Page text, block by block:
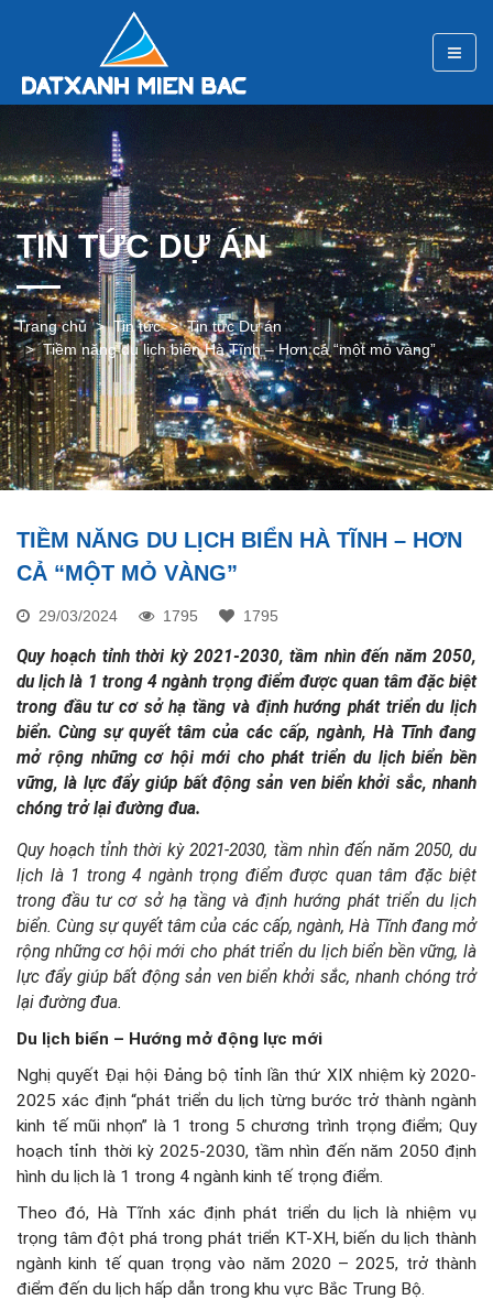
TIN TỨC DỰ ÁN
Trang chủ Tin tức
Tin tức Dự án
Tiềm năng du lịch biển Hà Tĩnh – Hơn cả “một mỏ vàng”
TIỀM NĂNG DU LỊCH BIỂN HÀ TĨNH – HƠN
CẢ “MỘT MỎ VÀNG”
29/03/2024 1795 1795
Quy hoạch tỉnh thời kỳ 2021-2030, tầm nhìn đến năm 2050,
du lịch là 1 trong 4 ngành trọng điểm được quan tâm đặc biệt
trong đầu tư cơ sở hạ tầng và định hướng phát triển du lịch
biển. Cùng sự quyết tâm của các cấp, ngành, Hà Tĩnh đang
mở rộng những cơ hội mới cho phát triển du lịch biển bền
vững, là lực đẩy giúp bất động sản ven biển khởi sắc, nhanh
chóng trở lại đường đua.
Quy hoạch tỉnh thời kỳ 2021-2030, tầm nhìn đến năm 2050, du
lịch là 1 trong 4 ngành trọng điểm được quan tâm đặc biệt
trong đầu tư cơ sở hạ tầng và định hướng phát triển du lịch
biển. Cùng sự quyết tâm của các cấp, ngành, Hà Tĩnh đang mở
rộng những cơ hội mới cho phát triển du lịch biển bền vững, là
lực đẩy giúp bất động sản ven biển khởi sắc, nhanh chóng trở
lại đường đua.
Du lịch biển – Hướng mở động lực mới
Nghị quyết Đại hội Đảng bộ tỉnh lần thứ XIX nhiệm kỳ 2020-
2025 xác định “phát triển du lịch từng bước trở thành ngành
kinh tế mũi nhọn” là 1 trong 5 chương trình trọng điểm; Quy
hoạch tỉnh thời kỳ 2025-2030, tầm nhìn đến năm 2050 định
hình du lịch là 1 trong 4 ngành kinh tế trọng điểm.
Theo đó, Hà Tĩnh xác định phát triển du lịch là nhiệm vụ
trọng tâm đột phá trong phát triển KT-XH, biến du lịch thành
ngành kinh tế quan trọng vào năm 2020 – 2025, trở thành
điểm đến du lịch hấp dẫn trong khu vực Bắc Trung Bộ.